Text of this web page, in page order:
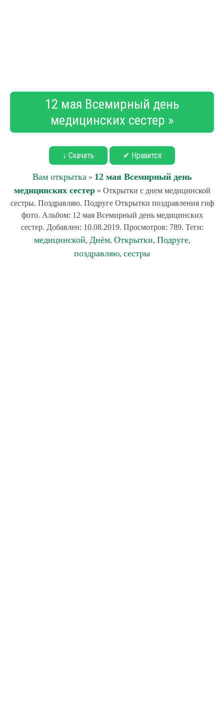
12 мая Всемирный день
медицинских сестер »
↓ Скачать ✔ Нравится
Вам открытка » 12 мая Всемирный день
медицинских сестер» Открытки с днем медицинской
сестры. Поздравляю. Подруге Открытки поздравления гиф
фото. Альбом: 12 мая Всемирный день медицинских
сестер. Добавлен: 10.08.2019. Просмотров: 789. Теги:
медицинской, Днём, Открытки, Подруге,
поздравляю, сестры